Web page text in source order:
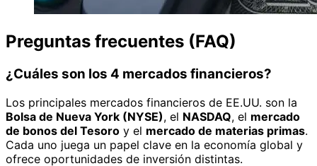
Preguntas frecuentes (FAQ)
¿Cuáles son los 4 mercados financieros?
Los principales mercados financieros de EE.UU. son la
Bolsa de Nueva York (NYSE), el NASDAQ, el mercado
de bonos del Tesoro y el mercado de materias primas.
Cada uno juega un papel clave en la economía global y
ofrece oportunidades de inversión distintas.